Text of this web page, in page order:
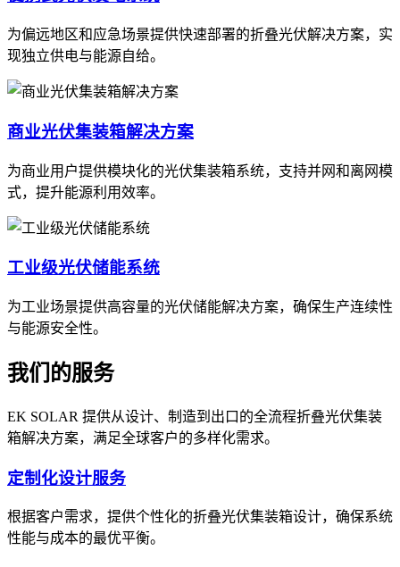
为偏远地区和应急场景提供快速部署的折叠光伏解决方案，实
现独立供电与能源自给。
商业光伏集装箱解决方案
为商业用户提供模块化的光伏集装箱系统，支持并网和离网模
式，提升能源利用效率。
工业级光伏储能系统
为工业场景提供高容量的光伏储能解决方案，确保生产连续性
与能源安全性。
我们的服务
EK SOLAR 提供从设计、制造到出口的全流程折叠光伏集装
箱解决方案，满足全球客户的多样化需求。
定制化设计服务
根据客户需求，提供个性化的折叠光伏集装箱设计，确保系统
性能与成本的最优平衡。